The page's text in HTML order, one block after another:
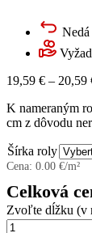
19,59 € – 20,59
K nameraným
cm z dôvodu
Šírka roly
Cena: 0.00 €/m²
Celková
Zvoľte dĺžku (v
Množstvo